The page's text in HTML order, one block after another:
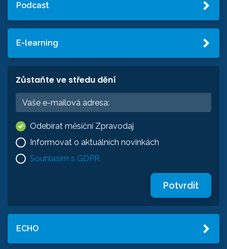
Podcast
E-learning
Zůstaňte ve středu dění
Odebírat měsíční Zpravodaj
Informovat o aktuálních novinkách
Souhlasím s GDPR
Potvrdit
ECHO